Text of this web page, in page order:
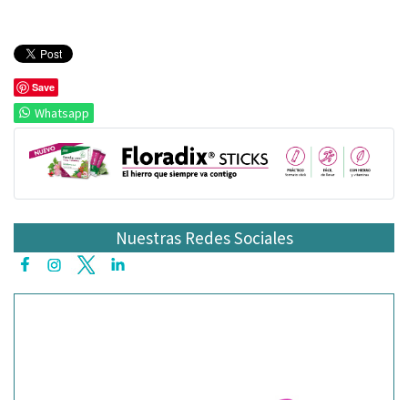
Save
Whatsapp
Nuestras Redes Sociales